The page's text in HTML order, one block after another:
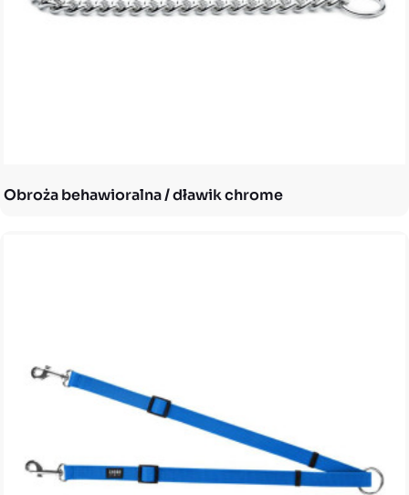
Obroża behawioralna / dławik chrome